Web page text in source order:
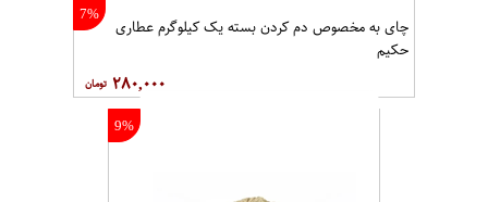
7%
چای به مخصوص دم کردن بسته یک کیلوگرم عطاری
حکیم
۲۸۰,۰۰۰
9%